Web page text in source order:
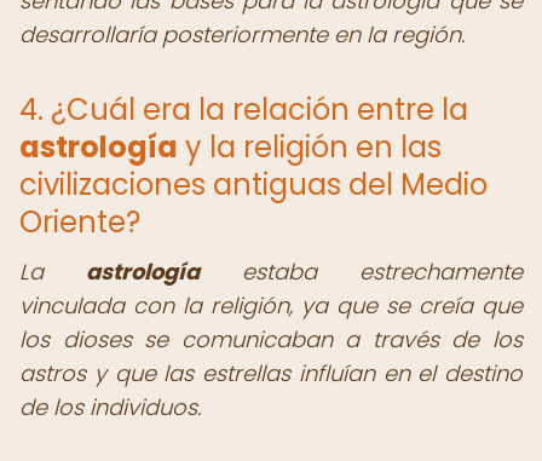
desarrollaría posteriormente en la región.
4. ¿Cuál era la relación entre la
astrología y la religión en las
civilizaciones antiguas del Medio
Oriente?
La astrologíaestaba estrechamente
vinculada con la religión, ya que se creía que
los dioses se comunicaban a través de los
astros y que las estrellas influían en el destino
de los individuos.